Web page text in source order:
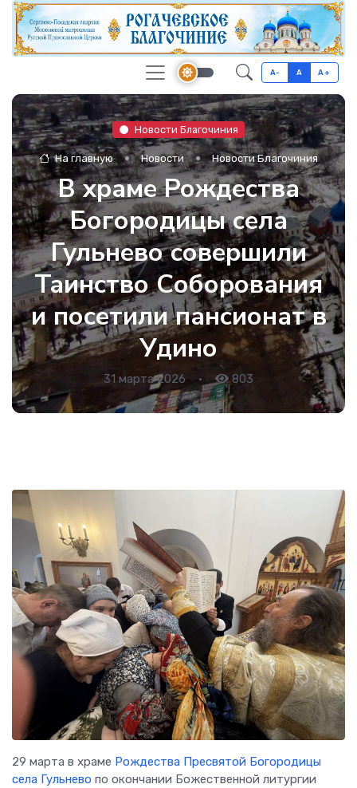
A- A A+
Новости Благочиния
На главную Новости Новости Благочиния
В храме Рождества
Богородицы села
Гульнево совершили
Таинство Соборования
и посетили пансионат в
Удино
31 марта 2026 • 803
29 марта в храме Рождества Пресвятой Богородицы
села Гульнево по окончании Божественной литургии